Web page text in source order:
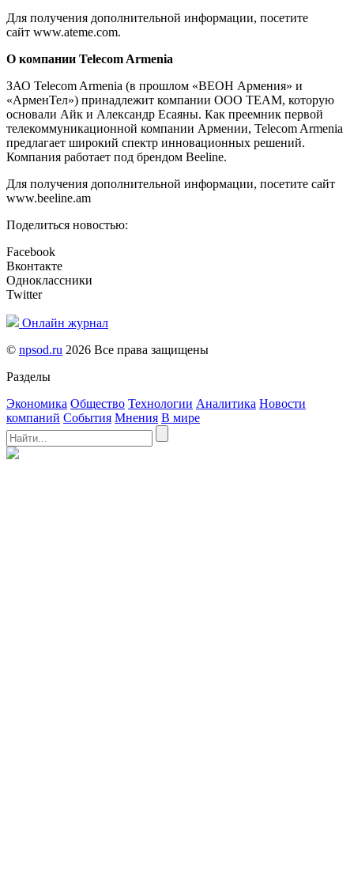
Для получения дополнительной информации, посетите
сайт www.ateme.com.
О компании Telecom Armenia
ЗАО Telecom Armenia (в прошлом «ВЕОН Армения» и
«АрменТел») принадлежит компании ООО TEAM, которую
основали Айк и Александр Есаяны. Как преемник первой
телекоммуникационной компании Армении, Telecom Armenia
предлагает широкий спектр инновационных решений.
Компания работает под брендом Beeline.
Для получения дополнительной информации, посетите сайт
www.beeline.am
Поделиться новостью:
Facebook
Вконтакте
Одноклассники
Twitter
Онлайн журнал
© npsod.ru 2026 Все права защищены
Разделы
Экономика Общество Технологии Аналитика Новости
компаний События Мнения В мире